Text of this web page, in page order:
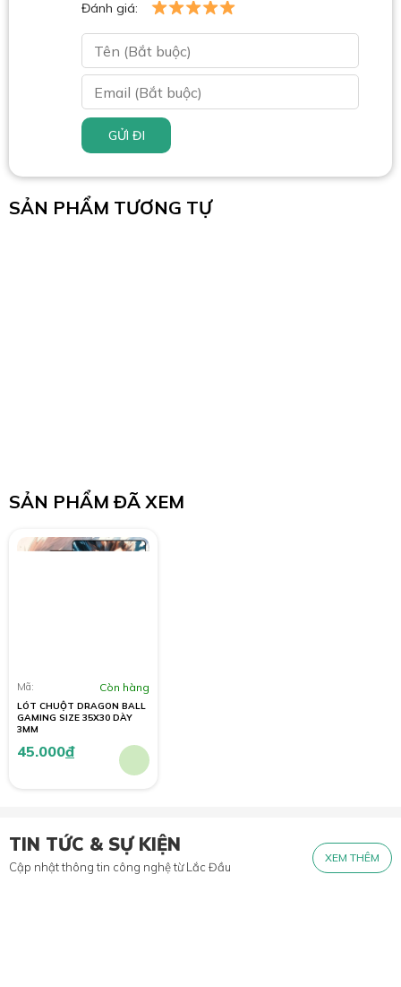
Đánh giá:
GỬI ĐI
SẢN PHẨM TƯƠNG TỰ
SẢN PHẨM ĐÃ XEM
Mã: Còn hàng
LÓT CHUỘT DRAGON BALL
GAMING SIZE 35X30 DÀY
3MM
45.000đ
TIN TỨC & SỰ KIỆN
Cập nhật thông tin công nghệ từ Lắc Đầu
XEM THÊM